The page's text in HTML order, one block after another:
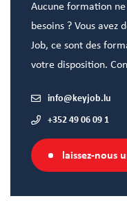
Aucune formation
besoins ? Vous avez
Job, ce sont des
votre disposition.
info@keyjob.lu
+352 49 06 09 1
laissez-nous